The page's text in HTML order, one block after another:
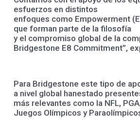
esfuerzos en distintos
enfoques como Empowerment
que forman parte de la filosofía
y el compromiso global de la
Bridgestone E8 Commitment”,
Para Bridgestone este tipo de
a nivel global hanestado
más relevantes como la NFL,
Juegos Olímpicos y